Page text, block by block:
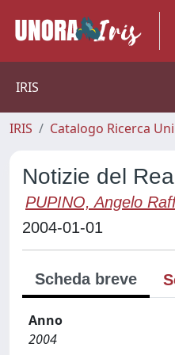
IRIS
IRIS Catalogo Ricerca
Notizie del
PUPINO, Angelo
2004-01-01
Scheda breve
Anno
2004